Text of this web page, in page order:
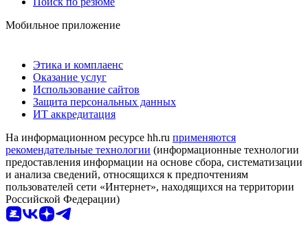
Мобильное приложение
Этика и комплаенс
Оказание услуг
Использование сайтов
Защита персональных данных
ИТ аккредитация
На информационном ресурсе hh.ru применяются
рекомендательные технологии (информационные технологии
предоставления информации на основе сбора, систематизации
и анализа сведений, относящихся к предпочтениям
пользователей сети «Интернет», находящихся на территории
Российской Федерации)